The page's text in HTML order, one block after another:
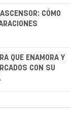
CÓMO
QUE ENAMORA Y
CON SU